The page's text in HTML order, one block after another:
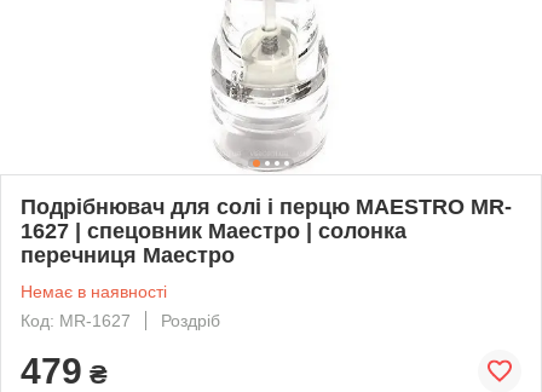
Подрібнювач для солі і перцю MAESTRO MR-
1627 | спецовник Маестро | солонка
перечниця Маестро
Немає в наявності
Код: MR-1627
Роздріб
479 ₴